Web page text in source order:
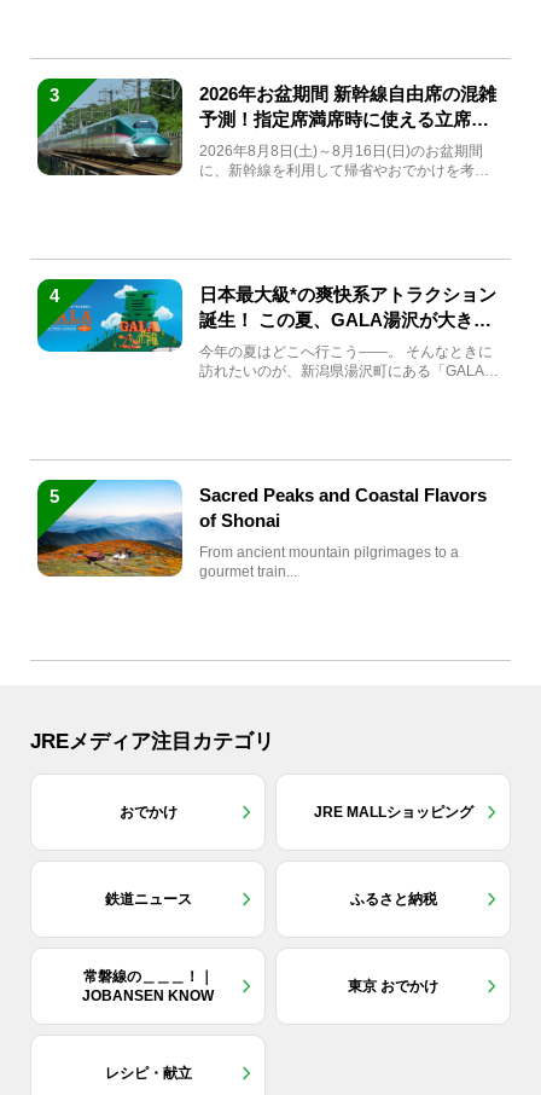
3
2026年お盆期間 新幹線自由席の混雑
予測！指定席満席時に使える立席特
急券も解説
2026年8月8日(土)～8月16日(日)のお盆期間
に、新幹線を利用して帰省やおでかけを考え
4
日本最大級*の爽快系アトラクション
誕生！ この夏、GALA湯沢が大きく
生まれ変わる
今年の夏はどこへ行こう――。 そんなときに
訪れたいのが、新潟県湯沢町にある「GALA湯
5
Sacred Peaks and Coastal Flavors
of Shonai
From ancient mountain pilgrimages to a
gourmet train...
JREメディア注目カテゴリ
おでかけ JRE MALLショッピング
鉄道ニュース ふるさと納税
常磐線の＿＿＿！｜
JOBANSEN KNOW
東京 おでかけ
レシピ・献立